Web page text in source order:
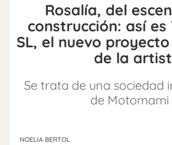
Rosalía, del
construcción: así es
SL, el nuevo
de la
Se trata de una sociedad
de Motomami
NOELIA BERTOL